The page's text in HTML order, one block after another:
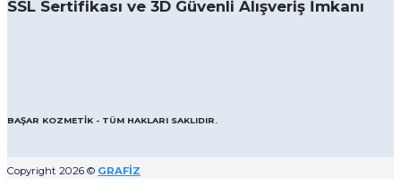
SSL Sertifikası ve 3D Güvenli Alışveriş İmkanı
BAŞAR KOZMETİK - TÜM HAKLARI SAKLIDIR.
Copyright 2026 © GRAFİZ